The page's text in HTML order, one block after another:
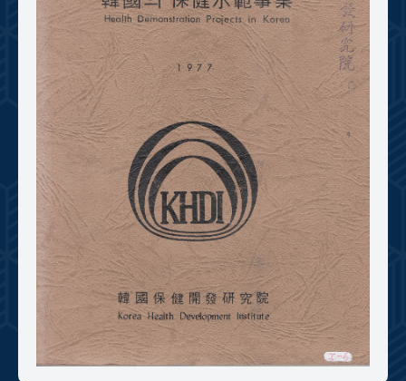
성과 50선 숫자로 보는 50년 50+1주년 광장
세계와 함께 한 KIHASA
VR 역사관